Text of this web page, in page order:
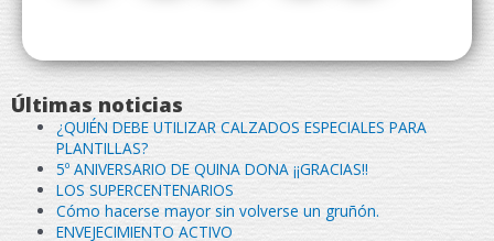
Últimas noticias
¿QUIÉN DEBE UTILIZAR CALZADOS ESPECIALES PARA
PLANTILLAS?
5º ANIVERSARIO DE QUINA DONA ¡¡GRACIAS!!
LOS SUPERCENTENARIOS
Cómo hacerse mayor sin volverse un gruñón.
ENVEJECIMIENTO ACTIVO